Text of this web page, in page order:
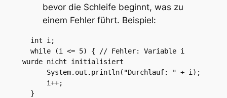
bevor die Schleife beginnt, was zu
einem Fehler führt. Beispiel:
wurde nicht initialisiert
  }